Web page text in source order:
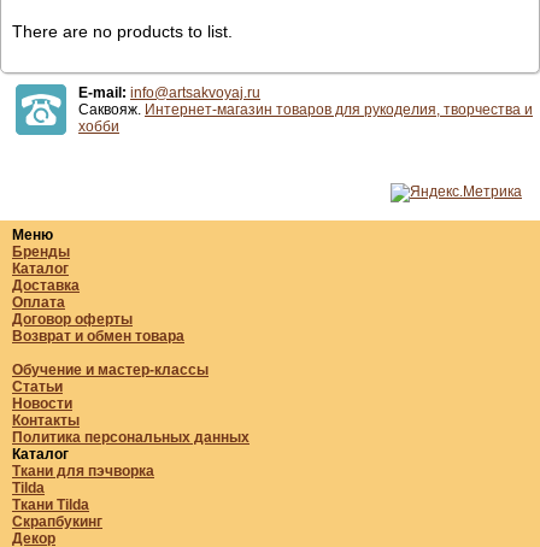
There are no products to list.
E-mail: info@artsakvoyaj.ru
Саквояж. Интернет-магазин товаров для рукоделия, творчества и
хобби
Меню
Бренды
Каталог
Доставка
Оплата
Договор оферты
Возврат и обмен товара
Обучение и мастер-классы
Статьи
Новости
Контакты
Политика персональных данных
Каталог
Ткани для пэчворка
Tilda
Ткани Tilda
Скрапбукинг
Декор